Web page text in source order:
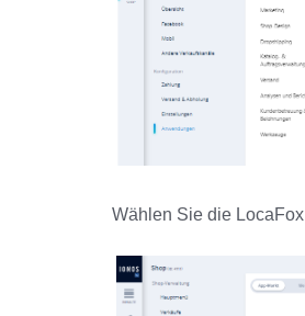
Wählen Sie die